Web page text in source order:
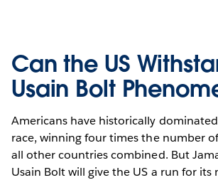
Can the US
Usain Bolt
Americans have historically
race, winning four times the number
all other countries combined. But
Usain Bolt will give the US a run for its